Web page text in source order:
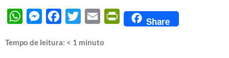
WhatsAppMessengerFacebook
Twitter Email PrintFriendly
Share
Tempo de leitura: < 1 minuto